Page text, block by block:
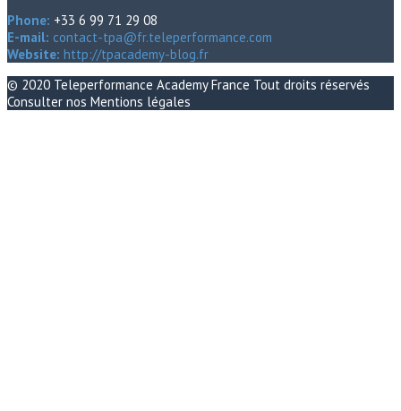
Phone: +33 6 99 71 29 08
E-mail: contact-tpa@fr.teleperformance.com
Website: http://tpacademy-blog.fr
© 2020 Teleperformance Academy France Tout droits réservés
Consulter nos Mentions légales